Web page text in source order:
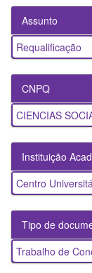
Assunto
Requalificação
CNPQ
CIENCIAS
Instituição
Centro
Tipo de
Trabalho de